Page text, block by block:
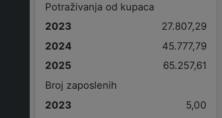
Potraživanja od kupaca
27.807,29
45.777,79
65.257,61
Broj zaposlenih
5,00